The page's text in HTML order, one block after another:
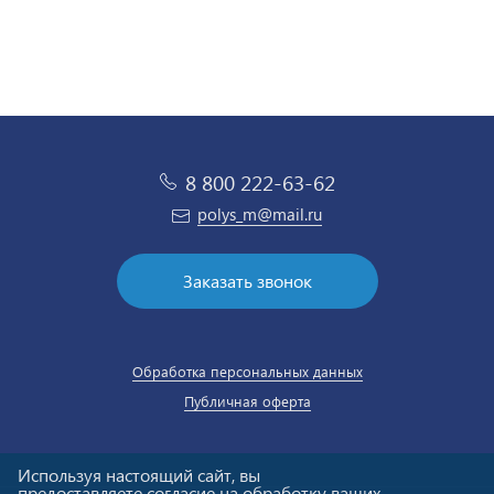
8 800 222-63-62
polys_m@mail.ru
Заказать звонок
Обработка персональных данных
Публичная оферта
Используя настоящий сайт, вы